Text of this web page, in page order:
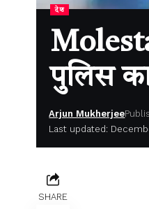
देश
पुलिस
Last updated:
Arjun Mukherjee
SHARE